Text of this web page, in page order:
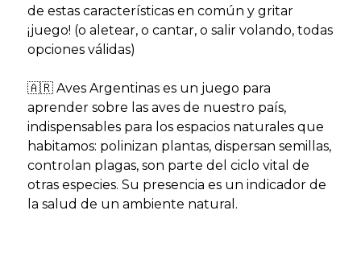
de estas características en común y gritar
¡juego! (o aletear, o cantar, o salir volando, todas
opciones válidas)
🇦🇷 Aves Argentinas es un juego para
aprender sobre las aves de nuestro país,
indispensables para los espacios naturales que
habitamos: polinizan plantas, dispersan semillas,
controlan plagas, son parte del ciclo vital de
otras especies. Su presencia es un indicador de
la salud de un ambiente natural.